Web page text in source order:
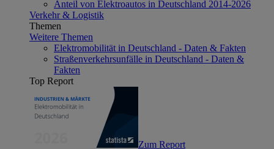
Anteil von Elektroautos in Deutschland 2014-2026
Verkehr & Logistik
Themen
Weitere Themen
Elektromobilität in Deutschland - Daten & Fakten
Straßenverkehrsunfälle in Deutschland - Daten &
Fakten
Top Report
Zum Report